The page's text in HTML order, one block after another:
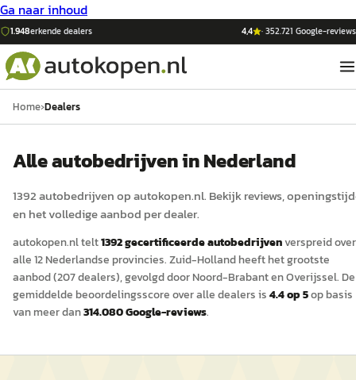
Ga naar inhoud
1.948erkende dealers 4,4 ·352.721 Google-reviews
Home›Dealers
Alle autobedrijven in Nederland
1392autobedrijven opautokopen.nl. Bekijk reviews,
en het volledige aanbod per dealer.
autokopen.nltelt1392gecertificeerdeautobedrijvenverspreid over
alle 12 Nederlandse provincies.Zuid-Hollandheeft het grootste
aanbod (207dealers), gevolgd door Noord-Brabanten Overijssel. De
gemiddelde beoordelingsscore over alle dealers is4.4op 5op basis
van meer dan314.080Google-reviews.